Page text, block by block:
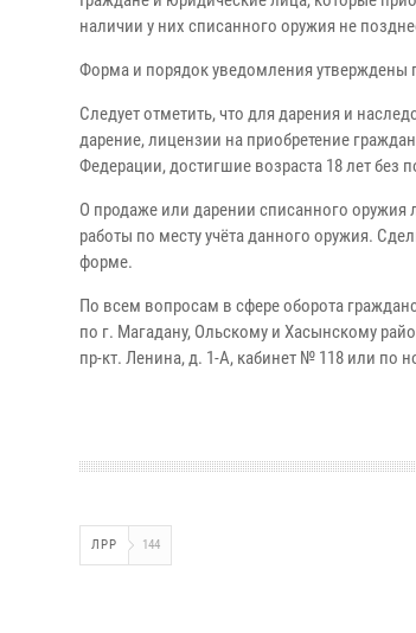
наличии у них списанного оружия не
Форма и порядок уведомления утверждены
Следует отметить, что для дарения и
дарение, лицензии на приобретение
Федерации, достигшие возраста 18 лет без
О продаже или дарении списанного
работы по месту учёта данного оружия.
форме.
По всем вопросам в сфере оборота
по г. Магадану, Ольскому и Хасынскому
пр-кт. Ленина, д. 1-А, кабинет № 118 или по
ЛРР 144